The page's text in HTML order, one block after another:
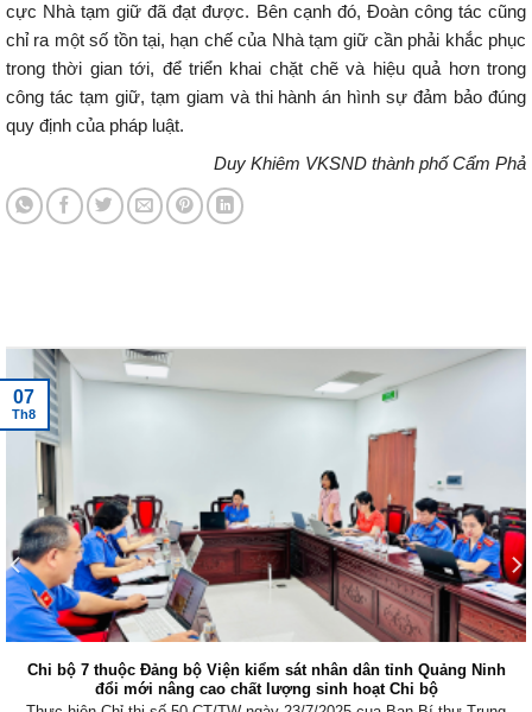
cực Nhà tạm giữ đã đạt được. Bên cạnh đó, Đoàn công tác cũng
chỉ ra một số tồn tại, hạn chế của Nhà tạm giữ cần phải khắc phục
trong thời gian tới, để triển khai chặt chẽ và hiệu quả hơn trong
công tác tạm giữ, tạm giam và thi hành án hình sự đảm bảo đúng
quy định của pháp luật.
Duy Khiêm VKSND thành phố Cẩm Phả
Chi bộ 7 thuộc Đảng bộ Viện kiểm sát nhân dân tỉnh Quảng Ninh
đổi mới nâng cao chất lượng sinh hoạt Chi bộ
07
Th8